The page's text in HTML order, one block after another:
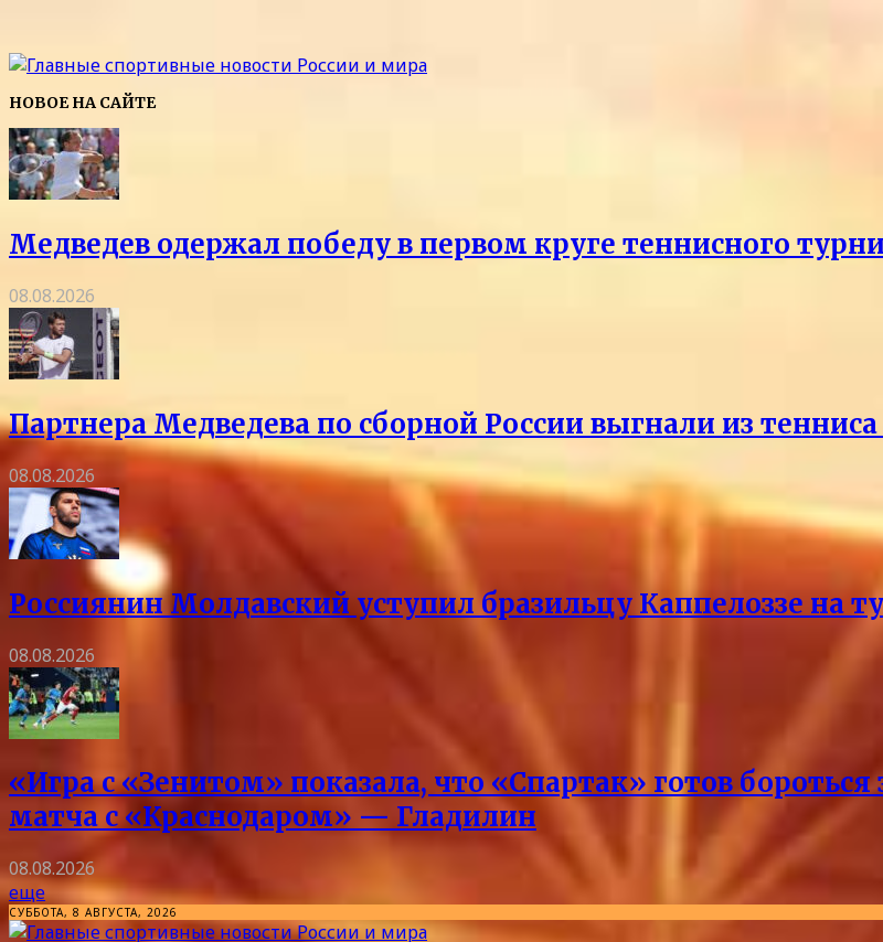
НОВОЕ НА САЙТЕ
Медведев одержал победу в первом круге теннисного
08.08.2026
Партнера Медведева по сборной России выгнали из
08.08.2026
Россиянин Молдавский уступил бразильцу Каппелоззе на
08.08.2026
«Игра с «Зенитом» показала, что «Спартак» готов
матча с «Краснодаром» — Гладилин
08.08.2026
еще
СУББОТА, 8 АВГУСТА, 2026